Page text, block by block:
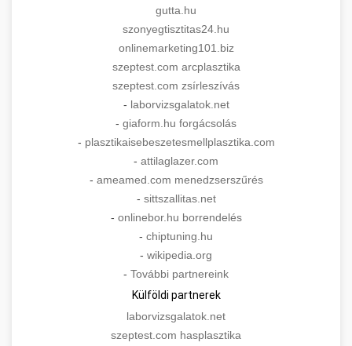
gutta.hu
szonyegtisztitas24.hu
onlinemarketing101.biz
szeptest.com arcplasztika
szeptest.com zsírleszívás
- laborvizsgalatok.net
- giaform.hu forgácsolás
- plasztikaisebeszetesmellplasztika.com
- attilaglazer.com
- ameamed.com menedzserszűrés
- sittszallitas.net
- onlinebor.hu borrendelés
- chiptuning.hu
- wikipedia.org
- További partnereink
Külföldi partnerek
laborvizsgalatok.net
szeptest.com hasplasztika